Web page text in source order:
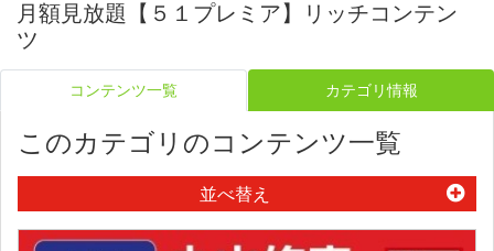
月額見放題【５１プレミア】リッチコンテン
ツ
コンテンツ一覧 カテゴリ情報
このカテゴリのコンテンツ一覧
並べ替え